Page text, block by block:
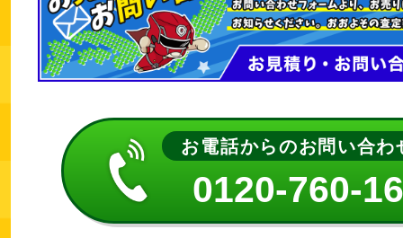
お電話からのお問い合わ
0120-760-